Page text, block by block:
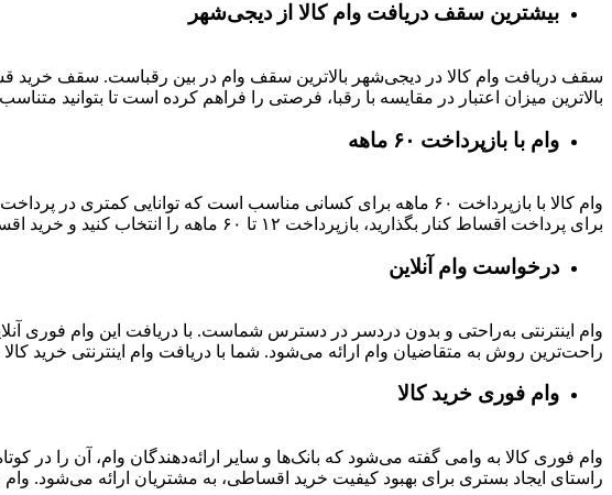
بیشترین سقف دریافت وام کالا از دیجی‌شهر
بالاترین میزان اعتبار در مقایسه با رقبا، فرصتی را فراهم کرده است تا بتوانید متناسب با رتبه اعتباری خود تا ۳۰۰ میلیون وام دریافت
وام با بازپرداخت ۶۰ ماهه
وام کالا با بازپرداخت ۶۰ ماهه برای کسانی مناسب است که توانایی
برای پرداخت اقساط کنار بگذارید، بازپرداخت ۱۲ تا ۶۰ ماهه را انتخاب کنید و خرید اقساطی خود را انجام دهید.
درخواست وام آنلاین
وام اینترنتی به‌راحتی و بدون دردسر در دسترس شماست. با دریافت این وام فوری
راحت‌ترین روش به متقاضیان وام ارائه می‌شود. شما با دریافت وام اینترنتی خرید
وام فوری خرید کالا
وام فوری کالا به وامی گفته می‌شود که بانک‌ها و سایر ارائه‌دهندگان وام، آن را
راستای ایجاد بستری برای بهبود کیفیت خرید اقساطی، به مشتریان ارائه